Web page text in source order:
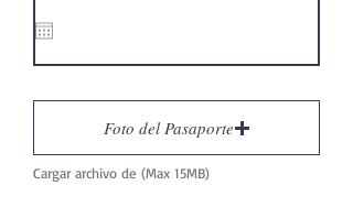
r
e
Foto del Pasaporte
Cargar archivo de (Max 15MB)